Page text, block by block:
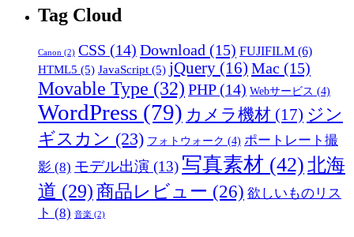
Tag Cloud
Canon (2) CSS (14) Download (15) FUJIFILM (6)
HTML5 (5) JavaScript (5) jQuery (16) Mac (15)
Movable Type (32) PHP(14) Webサービス (4)
WordPress (79) カメラ機材 (17) ジン
ギスカン (23) フォトウォーク (4) ポートレート撮
影 (8) モデル出演 (13) 写真素材 (42)北海
道 (29)商品レビュー (26) 欲しいものリス
ト (8) 音楽 (2)